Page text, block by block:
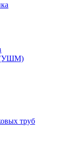
(УШМ)
труб